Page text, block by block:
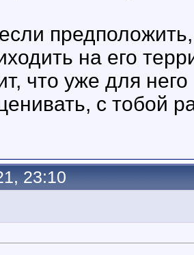
на его
что уже для
с тобой
23:10